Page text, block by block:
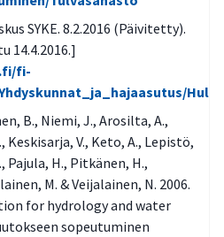
SYKE. 8.2.2016 (Päivitetty).
14.4.2016.]
fi-
B., Niemi, J., Arosilta, A.,
Keskisarja, V., Keto, A., Lepistö,
Pajula, H., Pitkänen, H.,
M. & Veijalainen, N. 2006.
for hydrology and water
sopeutuminen